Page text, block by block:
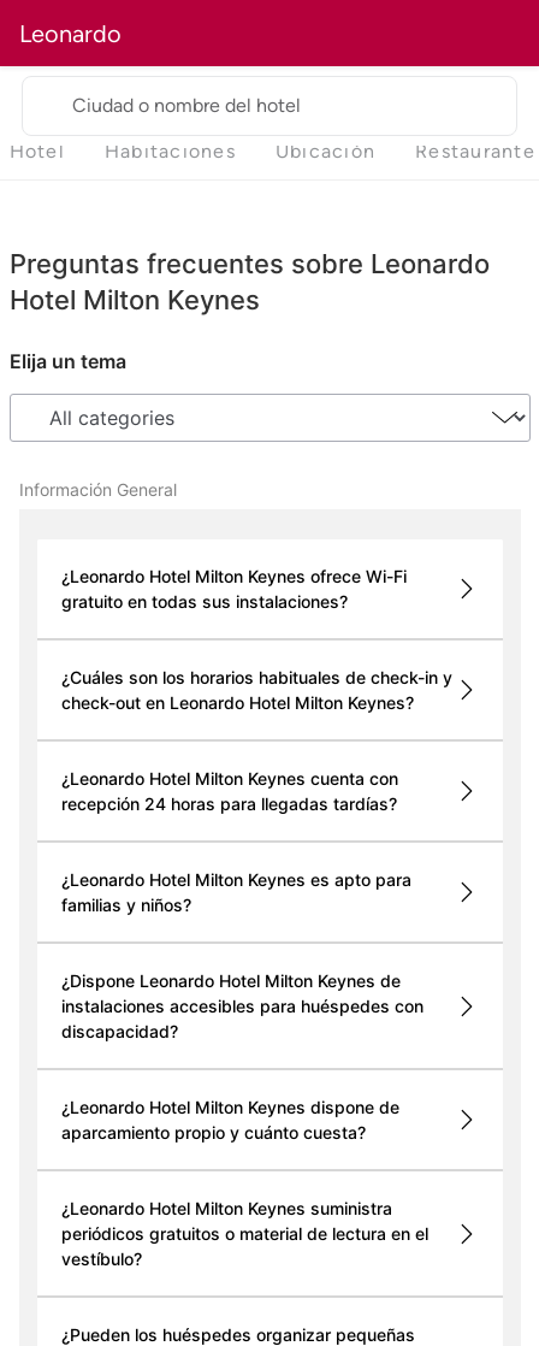
Leonardo
Ciudad o nombre del hotel
Hotel Habitaciones Ubicación Restaurante
Preguntas frecuentes sobre Leonardo
Hotel Milton Keynes
Elija un tema
Información General
¿Leonardo Hotel Milton Keynes ofrece Wi-Fi
gratuito en todas sus instalaciones?
¿Cuáles son los horarios habituales de check-in y
check-out en Leonardo Hotel Milton Keynes?
¿Leonardo Hotel Milton Keynes cuenta con
recepción 24 horas para llegadas tardías?
¿Leonardo Hotel Milton Keynes es apto para
familias y niños?
¿Dispone Leonardo Hotel Milton Keynes de
instalaciones accesibles para huéspedes con
discapacidad?
¿Leonardo Hotel Milton Keynes dispone de
aparcamiento propio y cuánto cuesta?
¿Leonardo Hotel Milton Keynes suministra
periódicos gratuitos o material de lectura en el
vestíbulo?
¿Pueden los huéspedes organizar pequeñas